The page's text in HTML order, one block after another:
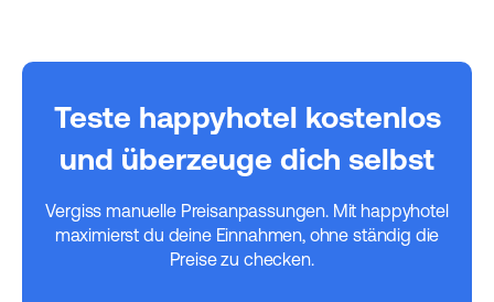
Teste happyhotel kostenlos
und überzeuge dich selbst
Vergiss manuelle Preisanpassungen. Mit happyhotel
maximierst du deine Einnahmen, ohne ständig die
Preise zu checken.